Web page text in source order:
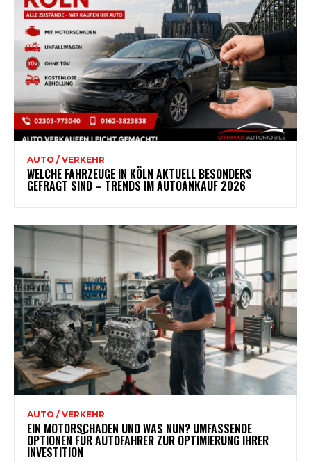
AUTO / VERKEHR
WELCHE FAHRZEUGE IN KÖLN AKTUELL BESONDERS
GEFRAGT SIND – TRENDS IM AUTOANKAUF 2026
AUTO / VERKEHR
EIN MOTORSCHADEN UND WAS NUN? UMFASSENDE
OPTIONEN FÜR AUTOFAHRER ZUR OPTIMIERUNG IHRER
INVESTITION